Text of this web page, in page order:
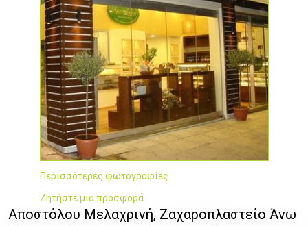
Περισσότερες φωτογραφίες
Ζητήστε μια προσφορά
Αποστόλου Μελαχρινή, Ζαχαροπλαστείο Άνω